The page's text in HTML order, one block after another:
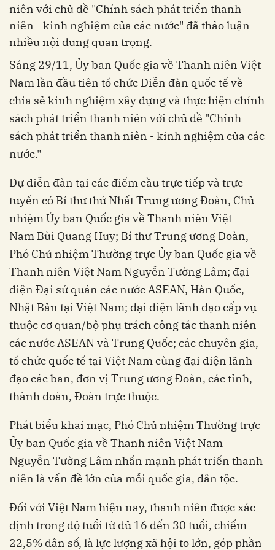
niên với chủ đề "Chính sách phát triển thanh
niên - kinh nghiệm của các nước" đã thảo luận
nhiều nội dung quan trọng.
Sáng 29/11, Ủy ban Quốc gia về Thanh niên Việt
Nam lần đầu tiên tổ chức Diễn đàn quốc tế về
chia sẻ kinh nghiệm xây dựng và thực hiện chính
sách phát triển thanh niên với chủ đề "Chính
sách phát triển thanh niên - kinh nghiệm của các
nước."
Dự diễn đàn tại các điểm cầu trực tiếp và trực
tuyến có Bí thư thứ Nhất Trung ương Đoàn, Chủ
nhiệm Ủy ban Quốc gia về Thanh niên Việt
Nam Bùi Quang Huy; Bí thư Trung ương Đoàn,
Phó Chủ nhiệm Thường trực Ủy ban Quốc gia về
Thanh niên Việt Nam Nguyễn Tường Lâm; đại
diện Đại sứ quán các nước ASEAN, Hàn Quốc,
Nhật Bản tại Việt Nam; đại diện lãnh đạo cấp vụ
thuộc cơ quan/bộ phụ trách công tác thanh niên
các nước ASEAN và Trung Quốc; các chuyên gia,
tổ chức quốc tế tại Việt Nam cùng đại diện lãnh
đạo các ban, đơn vị Trung ương Đoàn, các tỉnh,
thành đoàn, Đoàn trực thuộc.
Phát biểu khai mạc, Phó Chủ nhiệm Thường trực
Ủy ban Quốc gia về Thanh niên Việt Nam
Nguyễn Tường Lâm nhấn mạnh phát triển thanh
niên là vấn đề lớn của mỗi quốc gia, dân tộc.
Đối với Việt Nam hiện nay, thanh niên được xác
định trong độ tuổi từ đủ 16 đến 30 tuổi, chiếm
22,5% dân số, là lực lượng xã hội to lớn, góp phần